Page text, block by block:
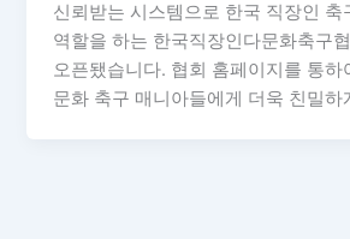
신뢰받는 시스템으로 한국 직장인 축
역할을 하는 한국직장인다문화축구
오픈됐습니다. 협회 홈페이지를 통하
문화 축구 매니아들에게 더욱 친밀하